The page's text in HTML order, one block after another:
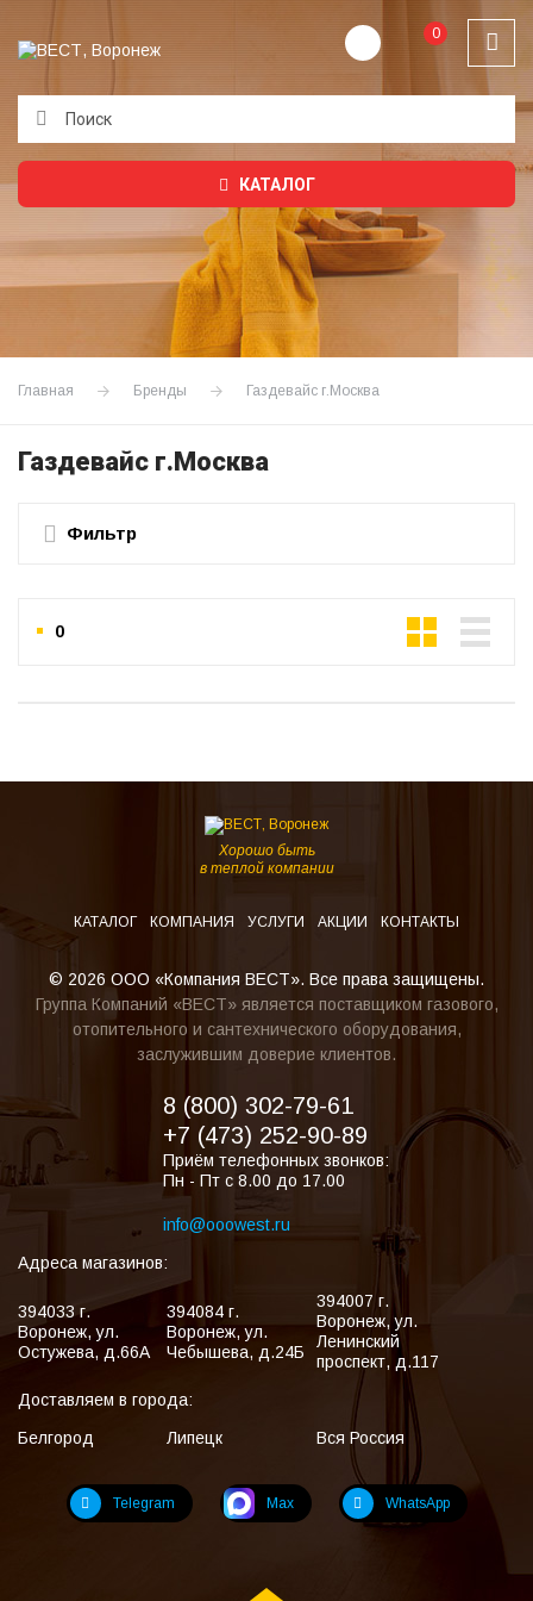
0
КАТАЛОГ
Главная Бренды Газдевайс г.Москва
Газдевайс г.Москва
Фильтр
0
Хорошо быть
в теплой компании
КАТАЛОГ КОМПАНИЯ УСЛУГИ АКЦИИ КОНТАКТЫ
© 2026 ООО «Компания ВЕСТ». Все права защищены.
Группа Компаний «ВЕСТ» является поставщиком газового,
отопительного и сантехнического оборудования,
заслужившим доверие клиентов.
8 (800) 302-79-61
+7 (473) 252-90-89
Приём телефонных звонков:
Пн - Пт с 8.00 до 17.00
info@ooowest.ru
Адреса магазинов:
394033 г.
Воронеж,ул.
Остужева, д.66А
394084 г.
Воронеж,ул.
Чебышева, д.24Б
394007 г.
Воронеж,ул.
Ленинский
проспект, д.117
Доставляем в города:
Белгород
Липецк Вся Россия
Telegram Max WhatsApp